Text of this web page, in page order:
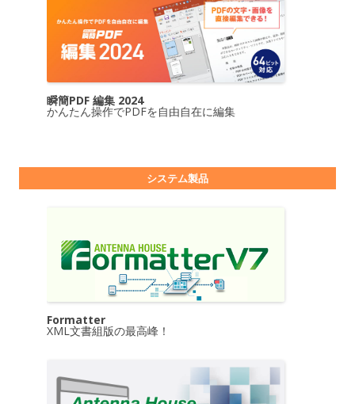
瞬簡PDF 編集 2024
かんたん操作でPDFを自由自在に編集
システム製品
Formatter
XML文書組版の最高峰！